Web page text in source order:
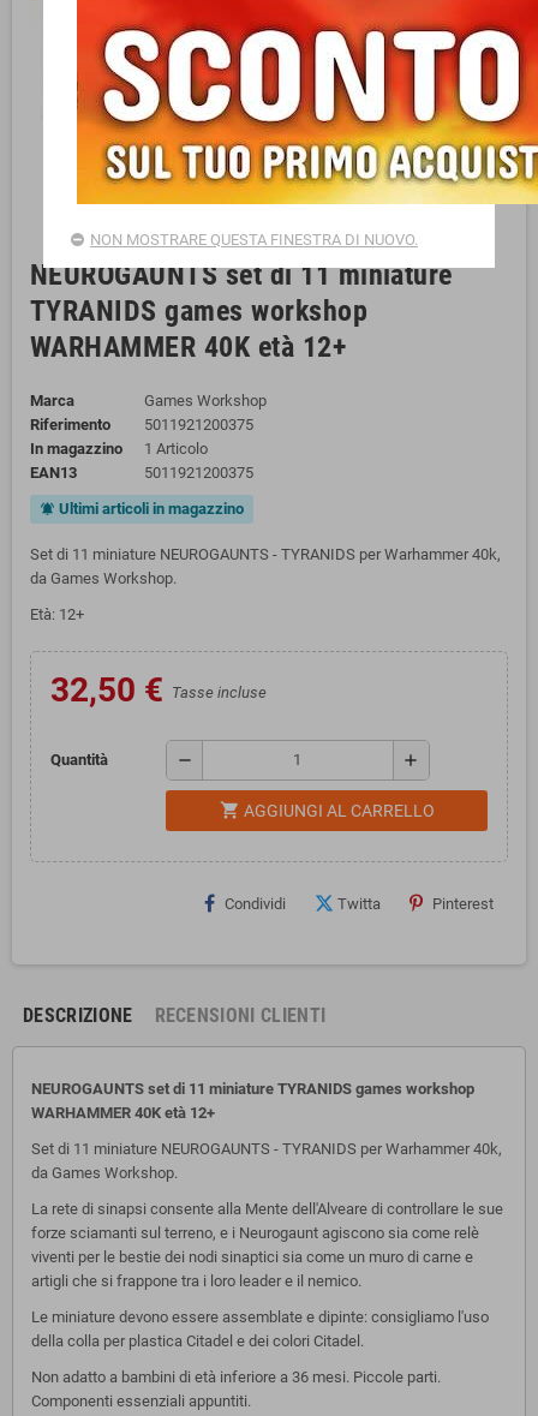
NEUROGAUNTS set di 11 miniature
TYRANIDS games workshop
WARHAMMER 40K età 12+
Marca
Games Workshop
Riferimento
5011921200375
In magazzino
1 Articolo
EAN13
5011921200375
notifications_active Ultimi articoli in magazzino
Set di 11 miniature NEUROGAUNTS - TYRANIDS per Warhammer 40k,
da Games Workshop.
Età: 12+
32,50 € Tasse incluse
Quantità remove add
shopping_cart AGGIUNGI AL CARRELLO
Condividi Twitta Pinterest
DESCRIZIONE RECENSIONI CLIENTI
NEUROGAUNTS set di 11 miniature TYRANIDS games workshop
WARHAMMER 40K età 12+
Set di 11 miniature NEUROGAUNTS - TYRANIDS per Warhammer 40k,
da Games Workshop.
La rete di sinapsi consente alla Mente dell'Alveare di controllare le sue
forze sciamanti sul terreno, e i Neurogaunt agiscono sia come relè
viventi per le bestie dei nodi sinaptici sia come un muro di carne e
artigli che si frappone tra i loro leader e il nemico.
Le miniature devono essere assemblate e dipinte: consigliamo l'uso
della colla per plastica Citadel e dei colori Citadel.
Non adatto a bambini di età inferiore a 36 mesi. Piccole parti.
Componenti essenziali appuntiti.
NON MOSTRARE QUESTA FINESTRA DI NUOVO.